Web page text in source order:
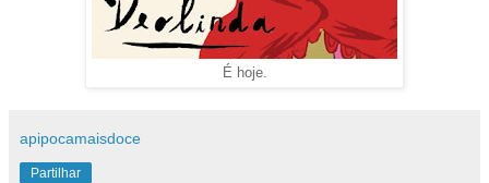
É hoje.
apipocamaisdoce
Partilhar